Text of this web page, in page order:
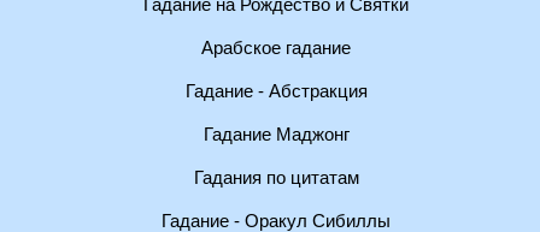
Гадание на Рождество и Святки
Арабское гадание
Гадание - Абстракция
Гадание Маджонг
Гадания по цитатам
Гадание - Оракул Сибиллы